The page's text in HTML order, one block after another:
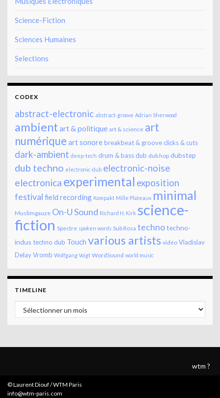
Science-Fiction
Sciences Humaines
Selections
CODEX
abstract-electronic abstract-groove Adrian Sherwood
ambient art & politique art & science art
numérique art sonorebreakbeat & groove clicks & cuts
dark-ambient deep-tech drum & bass dub dub hop dubstep
dub techno electronic-dub electronic-noise
electronica experimental exposition
festival field recording Kompakt Mille Plateaux minimal
Muslimgauze On-U Sound Richard H. Kirk science-
fiction Spectre spoken words Sub Rosa technotechno-
indus techno dub Touch various artists vidéo Vladislav
DelayVromb Wolfgang Voigt WordSound world music
TIMELINE
Timeline
wtm ?
© Laurent Diouf / WTM Paris
info@wtm-paris.com